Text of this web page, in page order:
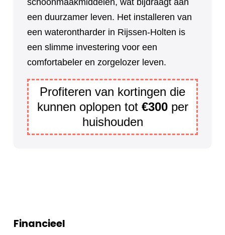
schoonmaakmiddelen, wat bijdraagt aan
een duurzamer leven. Het installeren van
een waterontharder in Rijssen-Holten is
een slimme investering voor een
comfortabeler en zorgelozer leven.
Profiteren van kortingen die
kunnen oplopen tot €300 per
huishouden
Financieel